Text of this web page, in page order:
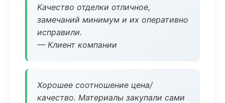
Качество отделки отличное,
замечаний минимум и их оперативно
исправили.
— Клиент компании
Хорошее соотношение цена/
качество. Материалы закупали сами